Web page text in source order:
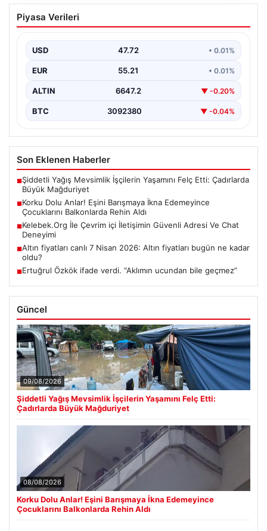
Korku Dolu Anlar! Eşini Barışmaya İkna
Edemeyince Çocuklarını Balkonlarda
Erzurum'da yaşanan bu korkutucu olay, aile içi
doğurabileceğinin acı…
Piyasa Verileri
USD 47.72 • 0.01%
EUR 55.21 • 0.01%
ALTIN 6647.2 ▼ -0.20%
BTC 3092380 ▼ -0.04%
Son Eklenen Haberler
■Şiddetli Yağış Mevsimlik İşçilerin Yaşamını Felç Etti: Çadırlarda
Büyük Mağduriyet
■Korku Dolu Anlar! Eşini Barışmaya İkna Edemeyince
Çocuklarını Balkonlarda Rehin Aldı
■Kelebek.Org İle Çevrim içi İletişimin Güvenli Adresi Ve Chat
Deneyimi
■Altın fiyatları canlı 7 Nisan 2026: Altın fiyatları bugün ne kadar
oldu?
■Ertuğrul Özkök ifade verdi. “Aklımın ucundan bile geçmez”
Güncel
09/08/2026
Şiddetli Yağış Mevsimlik İşçilerin Yaşamını Felç Etti:
Çadırlarda Büyük Mağduriyet
08/08/2026
Korku Dolu Anlar! Eşini Barışmaya İkna Edemeyince
Çocuklarını Balkonlarda Rehin Aldı